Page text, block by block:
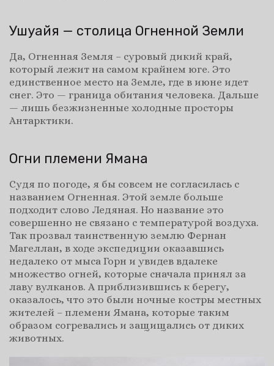
Ушуайя — столица Огненной Земли
Да, Огненная Земля – суровый дикий край,
который лежит на самом крайнем юге. Это
единственное место на Земле, где в июне идет
снег. Это — граница обитания человека. Дальше
— лишь безжизненные холодные просторы
Антарктики.
Огни племени Ямана
Судя по погоде, я бы совсем не согласилась с
названием Огненная. Этой земле больше
подходит слово Ледяная. Но название это
совершенно не связано с температурой воздуха.
Так прозвал таинственную землю Фернан
Магеллан, в ходе экспедиции оказавшись
недалеко от мыса Горн и увидев вдалеке
множество огней, которые сначала принял за
лаву вулканов. А приблизившись к берегу,
оказалось, что это были ночные костры местных
жителей – племени Ямана, которые таким
образом согревались и защищались от диких
животных.